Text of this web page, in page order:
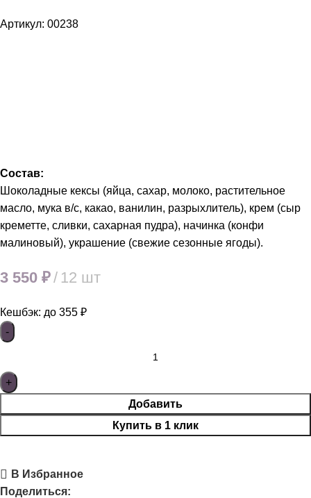
Артикул: 00238
Состав:
Шоколадные кексы (яйца, сахар, молоко, растительное
масло, мука в/с, какао, ванилин, разрыхлитель), крем (сыр
креметте, сливки, сахарная пудра), начинка (конфи
малиновый), украшение (свежие сезонные ягоды).
3 550 ₽ 12 шт
Кешбэк: до 355 ₽
Добавить
Купить в 1 клик
В Избранное
Поделиться: